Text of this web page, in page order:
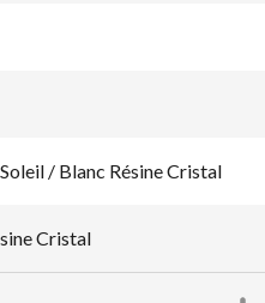
/ Blanc Résine Cristal
Cristal